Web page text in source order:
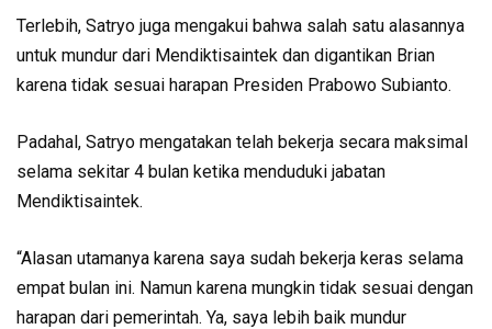
Terlebih, Satryo juga mengakui bahwa salah satu alasannya
untuk mundur dari Mendiktisaintek dan digantikan Brian
karena tidak sesuai harapan Presiden Prabowo Subianto.
Padahal, Satryo mengatakan telah bekerja secara maksimal
selama sekitar 4 bulan ketika menduduki jabatan
Mendiktisaintek.
“Alasan utamanya karena saya sudah bekerja keras selama
empat bulan ini. Namun karena mungkin tidak sesuai dengan
harapan dari pemerintah. Ya, saya lebih baik mundur